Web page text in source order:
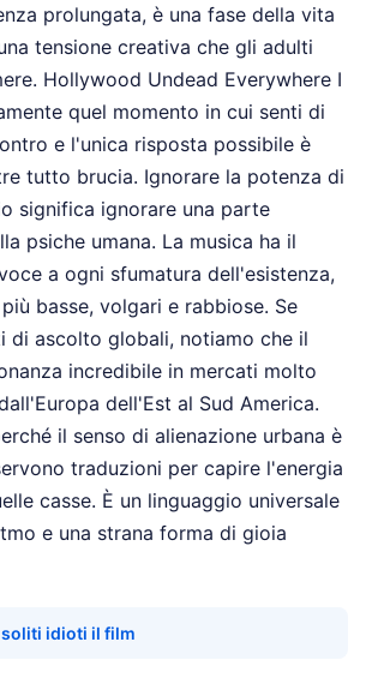
prolungata, è una fase della vita
tensione creativa che gli adulti
Hollywood Undead Everywhere I
quel momento in cui senti di
e l'unica risposta possibile è
tutto brucia. Ignorare la potenza di
significa ignorare una parte
psiche umana. La musica ha il
a ogni sfumatura dell'esistenza,
basse, volgari e rabbiose. Se
di ascolto globali, notiamo che il
incredibile in mercati molto
dell'Est al Sud America.
il senso di alienazione urbana è
traduzioni per capire l'energia
casse. È un linguaggio universale
e una strana forma di gioia
idioti il film